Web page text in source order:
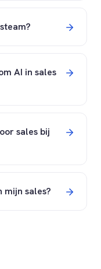
AI in sales
sales bij
mijn sales?